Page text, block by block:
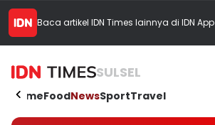
Baca artikel IDN Times lainnya di IDN App
SULSEL
HomeFoodNewsSportTravel